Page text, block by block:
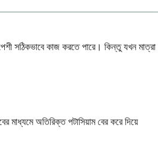
সঠিকভাবে কাজ করতে পারে। কিন্তু যখন মাত্রা
মাধ্যমে অতিরিক্ত পটাসিয়াম বের করে দিয়ে